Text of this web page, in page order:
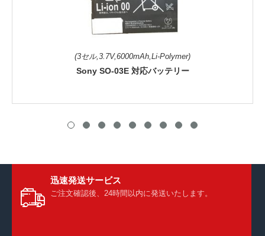
(3セル,3.7V,6000mAh,Li-Polymer)
Sony SO-03E 対応バッテリー
迅速発送サービス
ご注文確認後、24時間以内に発送いたします。